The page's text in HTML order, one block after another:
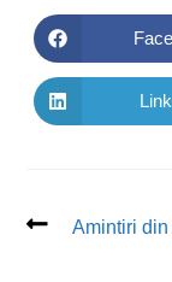
Amintiri